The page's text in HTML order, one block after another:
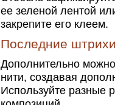
ее зеленой лентой
закрепите его клеем.
Последние
Дополнительно
нити, создавая
Используйте разные